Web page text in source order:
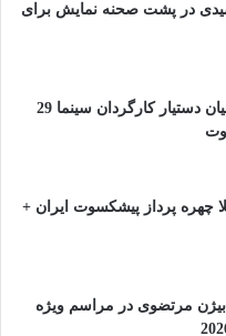
در پشت صحنه نمایش برای
درگذشت رضا امینیان دستیار کارگردان سینما 29
چهره پرداز پیشکسوت ایران +
بیژن مرتضوی در مراسم ویژه